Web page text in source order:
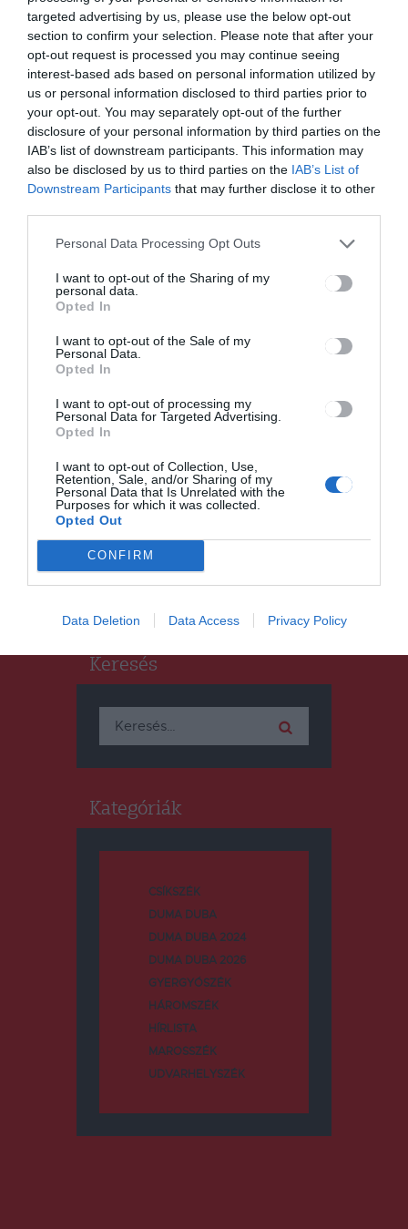
targeted advertising by us, please use the below opt-out
section to confirm your selection. Please note that after your
opt-out request is processed you may continue seeing
interest-based ads based on personal information utilized by
us or personal information disclosed to third parties prior to
your opt-out. You may separately opt-out of the further
disclosure of your personal information by third parties on the
IAB’s list of downstream participants. This information may
also be disclosed by us to third parties on the IAB’s List of
Downstream Participants that may further disclose it to other
Personal Data Processing Opt Outs
I want to opt-out of the Sharing of my
personal data.
Opted In
I want to opt-out of the Sale of my
Personal Data.
Opted In
I want to opt-out of processing my
Personal Data for Targeted Advertising.
Opted In
I want to opt-out of Collection, Use,
Retention, Sale, and/or Sharing of my
Personal Data that Is Unrelated with the
Purposes for which it was collected.
Opted Out
CONFIRM
Data Deletion Data Access Privacy Policy
Vészhelyzeti
Bizottság
Ez is érdekelheti
CSÍKSZÉK
Ismét szól magyarul is a
hangosbemondó a
csíkszeredai vasútállomáson
Keresés
Keresés:
Kategóriák
CSÍKSZÉK
DUMA DUBA
DUMA DUBA 2024
DUMA DUBA 2026
GYERGYÓSZÉK
HÁROMSZÉK
HÍRLISTA
MAROSSZÉK
UDVARHELYSZÉK